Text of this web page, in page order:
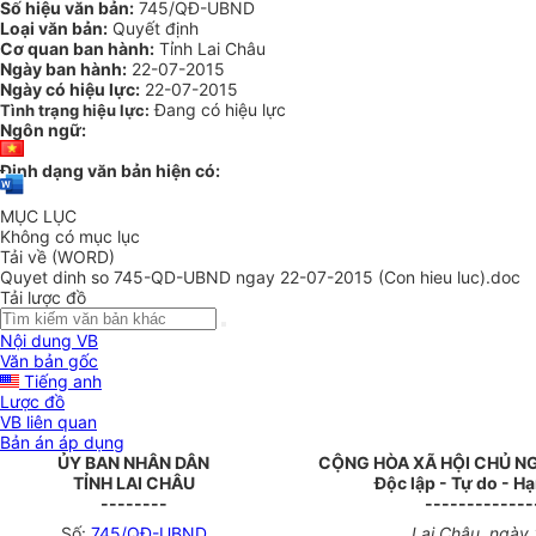
Số hiệu văn bản: 745/QĐ-UBND
Loại văn bản: Quyết định
Cơ quan ban hành: Tỉnh Lai Châu
Ngày ban hành: 22-07-2015
Ngày có hiệu lực: 22-07-2015
Tình trạng hiệu lực: Đang có hiệu lực
Ngôn ngữ:
Định dạng văn bản hiện có:
MỤC LỤC
Không có mục lục
Tải về (WORD)
Quyet dinh so 745-QD-UBND ngay 22-07-2015 (Con hieu luc).doc
Tải lược đồ
Nội dung VB
Văn bản gốc
Tiếng anh
Lược đồ
VB liên quan
Bản án áp dụng
ỦY BAN NHÂN DÂN
TỈNH LAI CHÂU
--------
CỘNG HÒA XÃ HỘI CHỦ
Độc lập - Tự do -